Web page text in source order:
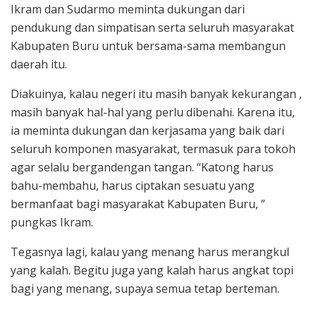
Ikram dan Sudarmo meminta dukungan dari
pendukung dan simpatisan serta seluruh masyarakat
Kabupaten Buru untuk bersama-sama membangun
daerah itu.
Diakuinya, kalau negeri itu masih banyak kekurangan ,
masih banyak hal-hal yang perlu dibenahi. Karena itu,
ia meminta dukungan dan kerjasama yang baik dari
seluruh komponen masyarakat, termasuk para tokoh
agar selalu bergandengan tangan. “Katong harus
bahu-membahu, harus ciptakan sesuatu yang
bermanfaat bagi masyarakat Kabupaten Buru, ”
pungkas Ikram.
Tegasnya lagi, kalau yang menang harus merangkul
yang kalah. Begitu juga yang kalah harus angkat topi
bagi yang menang, supaya semua tetap berteman.